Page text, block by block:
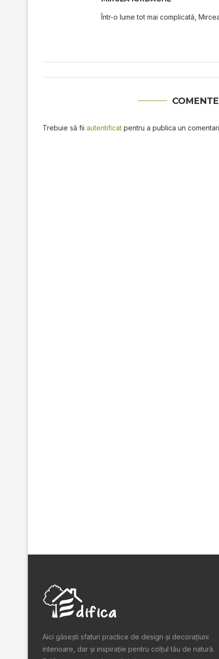
Într-o lume tot mai complicată,
Trebuie să fii autentificat pentru a publica un
Aici găsești sfaturi practice de design şi decoraţiuni
interioare, dar și inspiraţie pentru colţul tău de natură.